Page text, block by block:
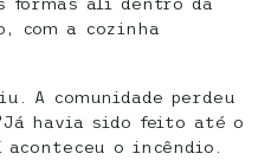
com a cozinha
A comunidade perdeu
havia sido feito até o
o incêndio.